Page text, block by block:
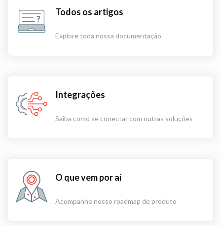
Todos os artigos
Explore toda nossa documentação
Integrações
Saiba como se conectar com outras soluções
O que vem por aí
Acompanhe nosso roadmap de produto